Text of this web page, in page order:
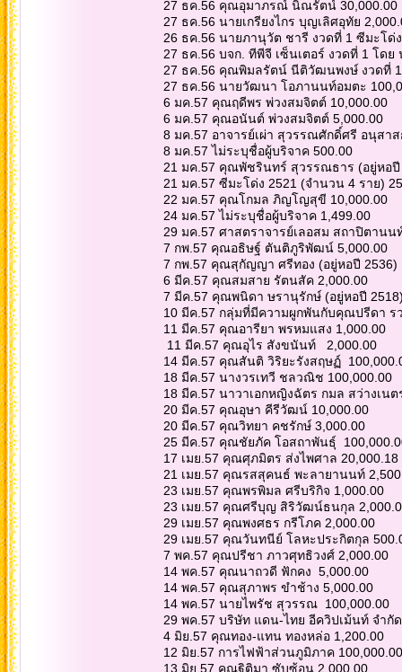
27 ธค.56 คุณอุมาภรณ์ นิณรัตน์ 30,000.00
27 ธค.56 นายเกรียงไกร บุญเลิศอุทัย
26 ธค.56 นายภานุวัต ชารี งวดที่ 1 ซีมะโด่
27 ธค.56 บจก. ทีพีจี เซ็นเตอร์ งวดที่ 1 โด
27 ธค.56 คุณพิมลรัตน์ นีติวัฒนพงษ์ งวดที่
27 ธค.56 นายวัฒนา โอภานนท์อมตะ
6 มค.57 คุณฤดีพร พ่วงสมจิตต์ 10,000.00
6 มค.57 คุณอนันต์ พ่วงสมจิตต์ 5,000.00
8 มค.57 อาจารย์เผ่า สุวรรณศักดิ์ศรี อนุสา
8 มค.57 ไม่ระบุชื่อผู้บริจาค 500.00
21 มค.57 คุณพัชรินทร์ สุวรรณธาร (อยู่หอปี
21 มค.57 ซีมะโด่ง 2521 (จำนวน 4 ราย)
22 มค.57 คุณโกมล ภิญโญสุขี 10,000.00
24 มค.57 ไม่ระบุชื่อผู้บริจาค 1,499.00
29 มค.57 ศาสตราจารย์เลอสม สถาปิตานน
7 กพ.57 คุณอธิษฐ์ ตันติภูริพัฒน์ 5,000.00
7 กพ.57 คุณสุกัญญา ศรีทอง (อยู่หอปี 2536)
6 มีค.57 คุณสมสาย รัตนสัค 2,000.00
7 มีค.57 คุณพนิดา ษรานุรักษ์ (อยู่หอปี
10 มีค.57 กลุ่มที่มีความผูกพันกับคุณปรีดา ร
11 มีค.57 คุณอารียา พรหมแสง 1,000.00
11 มีค.57 คุณอุไร สังขนันท์ 2,000.00
14 มีค.57 คุณสันติ วิริยะรังสฤษฏ์
18 มีค.57 นางวรเทวี ชลวณิช 100,000.00
18 มีค.57 นาวาเอกหญิงฉัตร กมล สว่างเน
20 มีค.57 คุณอุษา คีรีวัฒน์ 10,000.00
20 มีค.57 คุณวิทยา คชรักษ์ 3,000.00
25 มีค.57 คุณชัยภัค โอสถาพันธุ์
17 เมย.57 คุณศุภมิตร ส่งไพศาล 20,000.18
21 เมย.57 คุณรสสุคนธ์ พะลายานนท์
23 เมย.57 คุณพรพิมล ศรีบริกิจ 1,000.00
23 เมย.57 คุณศรีบุญ สิริวัฒน์ธนกุล
29 เมย.57 คุณพงศธร กรีโภค 2,000.00
29 เมย.57 คุณวันทนีย์ โลหะประกิตกุล
7 พค.57 คุณปรีชา ภาวศุทธิวงศ์ 2,000.00
14 พค.57 คุณนาถวดี ฟักคง 5,000.00
14 พค.57 คุณสุภาพร ขำช้าง 5,000.00
14 พค.57 นายไพรัช สุวรรณ 100,000.00
29 พค.57 บริษัท แดน-ไทย อีควิปเม้นท์ จำกั
4 มิย.57 คุณทอง-แทน ทองหล่อ 1,200.00
12 มิย.57 การไฟฟ้าส่วนภูมิภาค 100,000.00
13 มิย.57 คุณฐิติมา ซับซ้อน 2,000.00